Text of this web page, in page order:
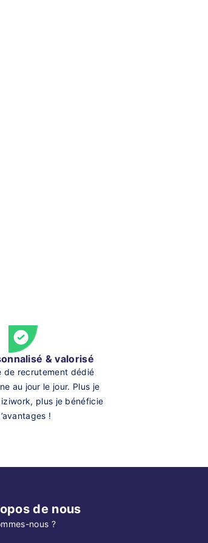
& valorisé
de recrutement dédié
au jour le jour. Plus je
plus je bénéficie
!
de nous
nous ?